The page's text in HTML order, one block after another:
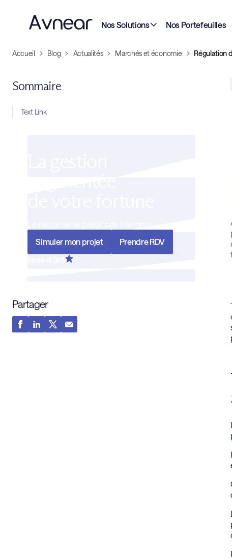
Nos Solutions Nos Portefeuilles
Accueil Blog Actualités Marchés et économie Régulation
Sommaire
Text Link
Simuler mon projet
Prendre RDV
Noté 4,9/5
Partager